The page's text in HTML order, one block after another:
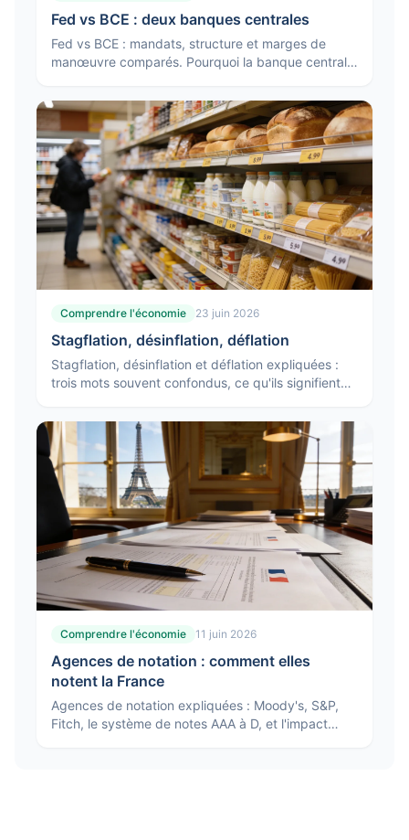
Fed vs BCE : deux banques centrales
Fed vs BCE : mandats, structure et marges de
manœuvre comparés. Pourquoi la banque centrale
la même façon.
Comprendre l'économie 23 juin 2026
Stagflation, désinflation, déflation
Stagflation, désinflation et déflation expliquées :
trois mots souvent confondus, ce qu'ils signifient
réponses.
Comprendre l'économie 11 juin 2026
Agences de notation : comment elles
notent la France
Agences de notation expliquées : Moody's, S&P,
Fitch, le système de notes AAA à D, et l'impact